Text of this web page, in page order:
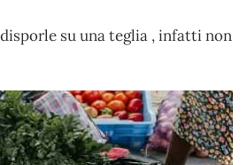
su una teglia , infatti non